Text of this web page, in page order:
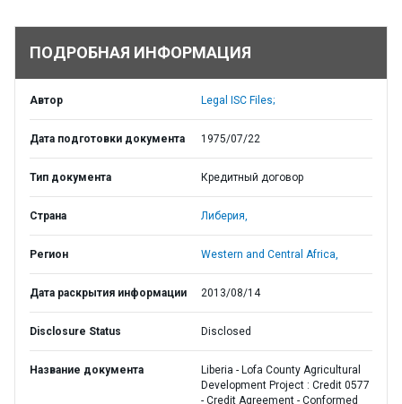
ПОДРОБНАЯ ИНФОРМАЦИЯ
Автор Legal ISC Files;
Дата подготовки документа 1975/07/22
Тип документа Кредитный договор
Страна Либерия,
Регион Western and Central Africa,
Дата раскрытия информации 2013/08/14
Disclosure Status Disclosed
Название документа
Liberia - Lofa County Agricultural
Development Project : Credit 0577
- Credit Agreement - Conformed